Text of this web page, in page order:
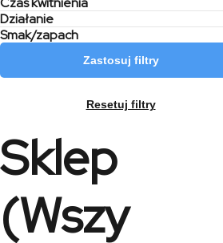
Działanie
Smak/zapach
Zastosuj filtry
Resetuj filtry
Sklep
(Wszy